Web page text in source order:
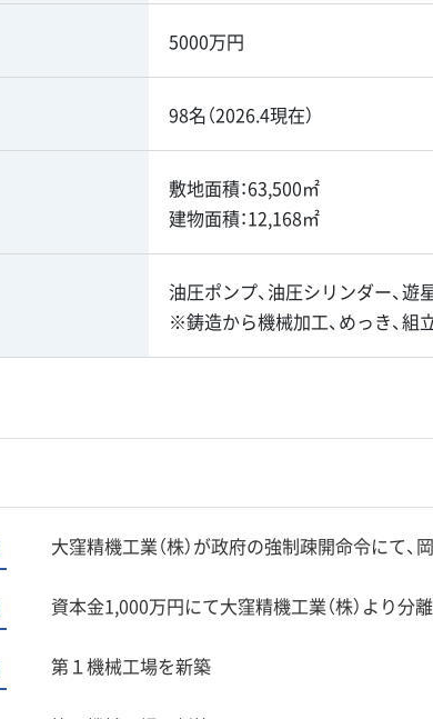
5000万円
98名（2026.4現在）
敷地面積：63,500㎡
建物面積：12,168㎡
油圧ポンプ、油圧シリンダー、
※鋳造から機械加工、めっき、組
大窪精機工業（株）が政府の強制疎開命令にて、
資本金1,000万円にて大窪精機工業（株）より分
第１機械工場を新築